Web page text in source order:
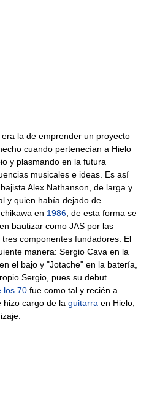
la de emprender un proyecto
cuando pertenecían a Hielo
y plasmando en la futura
musicales e ideas. Es así
Alex Nathanson, de larga y
y quien había dejado de
en 1986 , de esta forma se
bautizar como JAS por las
componentes fundadores. El
manera: Sergio Cava en la
el bajo y "Jotache" en la batería,
Sergio, pues su debut
los 70 fue como tal y recién a
hizo cargo de la guitarra en Hielo,